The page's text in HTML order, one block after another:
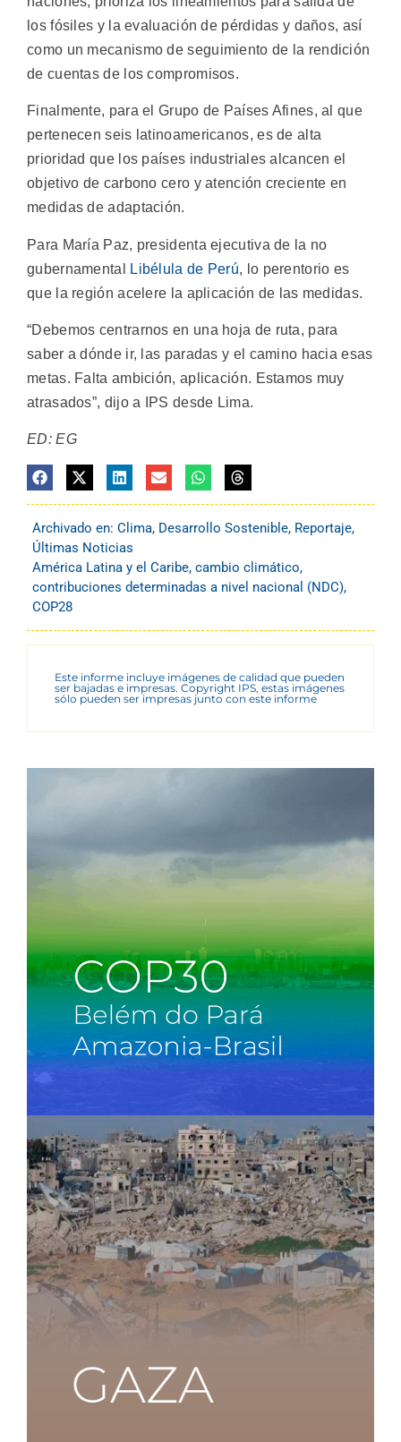
los fósiles y la evaluación de pérdidas y daños, así
como un mecanismo de seguimiento de la rendición
de cuentas de los compromisos.
Finalmente, para el Grupo de Países Afines, al que
pertenecen seis latinoamericanos, es de alta
prioridad que los países industriales alcancen el
objetivo de carbono cero y atención creciente en
medidas de adaptación.
Para María Paz, presidenta ejecutiva de la no
gubernamental
Libélula de Perú, lo perentorio es
que la región acelere la aplicación de las medidas.
“Debemos centrarnos en una hoja de ruta, para
saber a dónde ir, las paradas y el camino hacia esas
metas. Falta ambición, aplicación. Estamos muy
atrasados”, dijo a IPS desde Lima.
ED: EG
Archivado en: Clima, Desarrollo Sostenible, Reportaje,
Últimas Noticias
América Latina y el Caribe, cambio climático,
contribuciones determinadas a nivel nacional (NDC),
COP28
Este informe incluye imágenes de calidad que pueden
ser bajadas e impresas. Copyright IPS, estas imágenes
sólo pueden ser impresas junto con este informe